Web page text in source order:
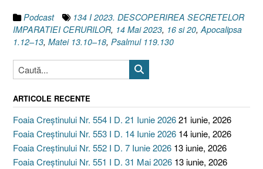
Podcast
134 I 2023. DESCOPERIREA SECRETELOR
IMPARATIEI CERURILOR, 14 Mai 2023, 16 si 20,Apocalipsa
1.12–13, Matei 13.10–18, Psalmul 119.130
ARTICOLE RECENTE
Foaia Creștinului Nr. 554 I D. 21 Iunie 202621 iunie, 2026
Foaia Creștinului Nr. 553 I D. 14 Iunie 2026 14 iunie, 2026
Foaia Creștinului Nr. 552 I D. 7 Iunie 2026 13 iunie, 2026
Foaia Creștinului Nr. 551 I D. 31 Mai 2026 13 iunie, 2026